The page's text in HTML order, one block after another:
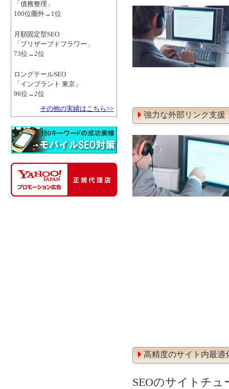
「債務整理」
100位圏外→1位
月額固定型SEO
「プリザーブドフラワー」
73位→2位
ロングテールSEO
「インプラント 東京」
96位→2位
その他の実績はこちら>>
強力な外部リンク支援
高精度のサイト内最適
SEOのサイトチ